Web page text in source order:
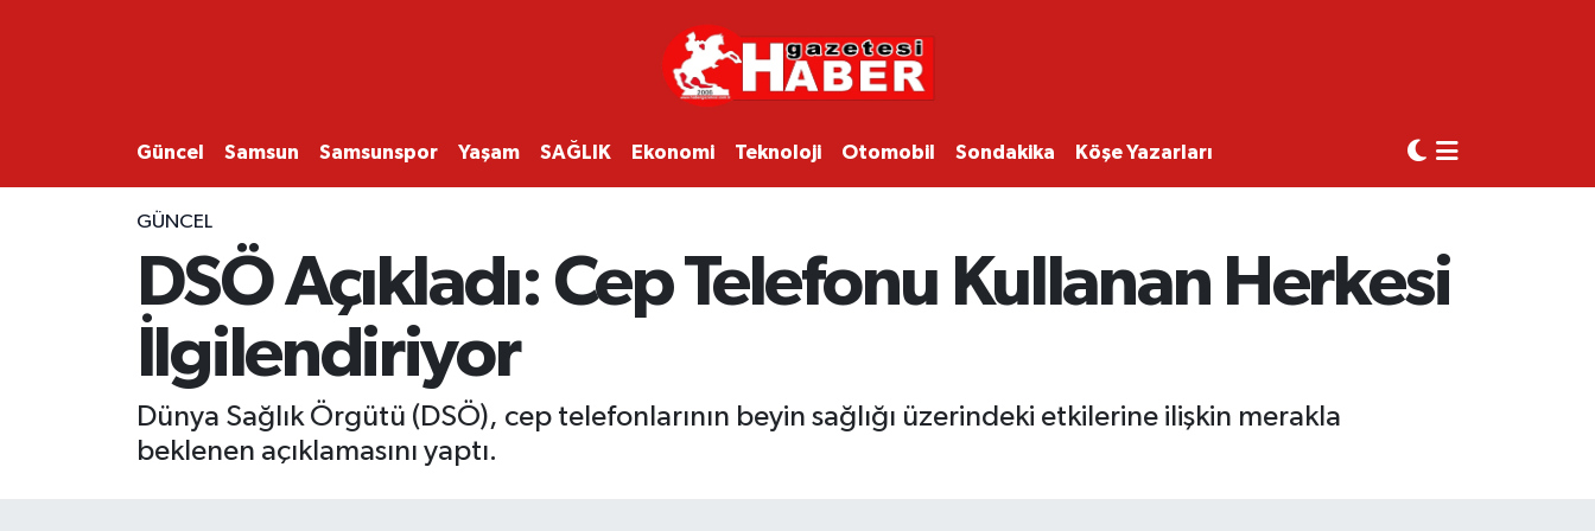
Güncel Samsun Samsunspor Yaşam SAĞLIK Ekonomi Teknoloji Otomobil Sondakika Köşe Yazarları
GÜNCEL
DSÖ Açıkladı: Cep Telefonu Kullanan Herkesi
İlgilendiriyor
Dünya Sağlık Örgütü (DSÖ), cep telefonlarının beyin sağlığı üzerindeki etkilerine ilişkin merakla
beklenen açıklamasını yaptı.
SAMSUN
SAMSUNSPOR
EKONOMİ